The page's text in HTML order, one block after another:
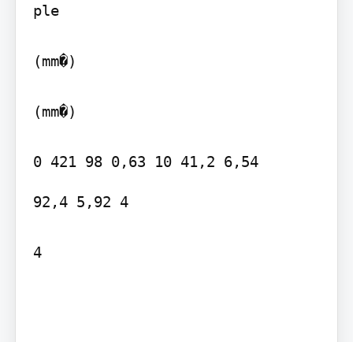
ple
(mm�)
(mm�)
0 421 98 0,63 10 41,2 6,54
92,4 5,92 4
4